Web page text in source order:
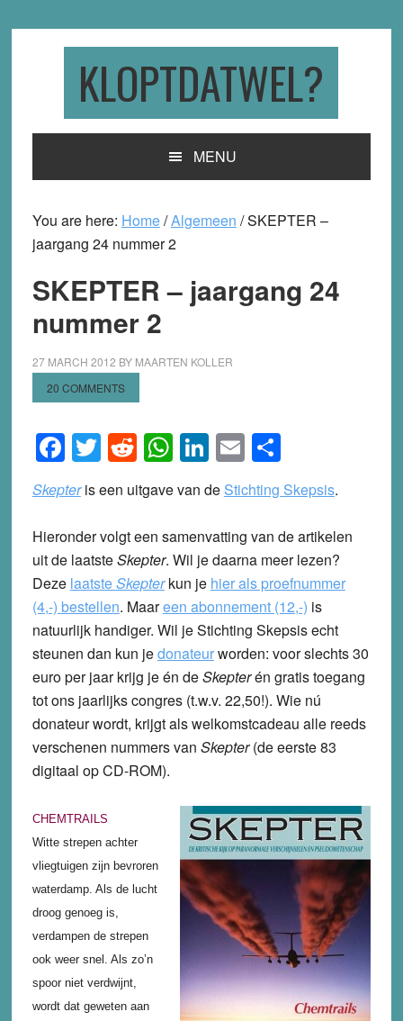
KLOPTDATWEL?
MENU
You are here: Home/Algemeen /SKEPTER –
jaargang 24 nummer 2
SKEPTER – jaargang 24
nummer 2
27 MARCH 2012 BY MAARTEN KOLLER
20 COMMENTS
Facebook
Twitter
Reddit
WhatsApp
LinkedIn
EmailShare
Skepteris een uitgave van de Stichting Skepsis.
Hieronder volgt een samenvatting van de artikelen
uit de laatsteSkepter. Wil je daarna meer lezen?
Deze laatsteSkepterkun je hier als proefnummer
(4,-) bestellen. Maareen abonnement (12,-) is
natuurlijk handiger. Wil je Stichting Skepsis echt
steunen dan kun jedonateurworden: voor slechts 30
euro per jaar krijg je én deSkepterén gratis toegang
tot ons jaarlijks congres (t.w.v. 22,50!). Wie nú
donateur wordt, krijgt als welkomstcadeau alle reeds
verschenen nummers van Skepter(de eerste 83
digitaal op CD-ROM).
CHEMTRAILS
Witte strepen achter
vliegtuigen zijn bevroren
waterdamp. Als de lucht
droog genoeg is,
verdampen de strepen
ook weer snel. Als zo’n
spoor niet verdwijnt,
wordt dat geweten aan